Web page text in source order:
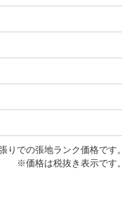
での張地ランク価格です。
※価格は税抜き表示です。